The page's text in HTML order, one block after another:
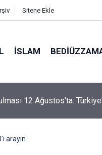
Sitene Ekle
İSLAM
12 Ağustos'ta:
arayın